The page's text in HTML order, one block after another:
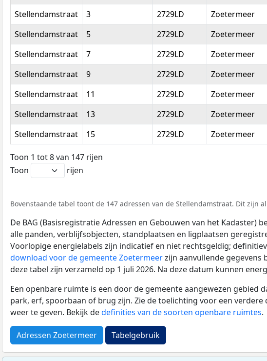
Stellendamstraat
3 2729LD Zoetermeer
Stellendamstraat
5 2729LD Zoetermeer
Stellendamstraat
7 2729LD Zoetermeer
Stellendamstraat
9 2729LD Zoetermeer
Stellendamstraat
11 2729LD Zoetermeer
Stellendamstraat
13 2729LD Zoetermeer
Stellendamstraat
15 2729LD Zoetermeer
Toon 1 tot 8 van 147 rijen
Toon
rijen
Bovenstaande tabel toont de 147 adressen van de Stellendamstraat. Dit zijn
De BAG (Basisregistratie Adressen en Gebouwen van het Kadaster)
alle panden, verblijfsobjecten, standplaatsen en ligplaatsen
Voorlopige energielabels zijn indicatief en niet rechtsgeldig;
download voor de gemeente Zoetermeerzijn aanvullende gegevens
deze tabel zijn verzameld op 1 juli 2026. Na deze datum kunnen
Een openbare ruimte is een door de gemeente aangewezen
park, erf, spoorbaan of brug zijn. Zie de toelichting voor een
weer te geven. Bekijk dedefinities van de soorten openbare ruimtes.
Adressen Zoetermeer Tabelgebruik